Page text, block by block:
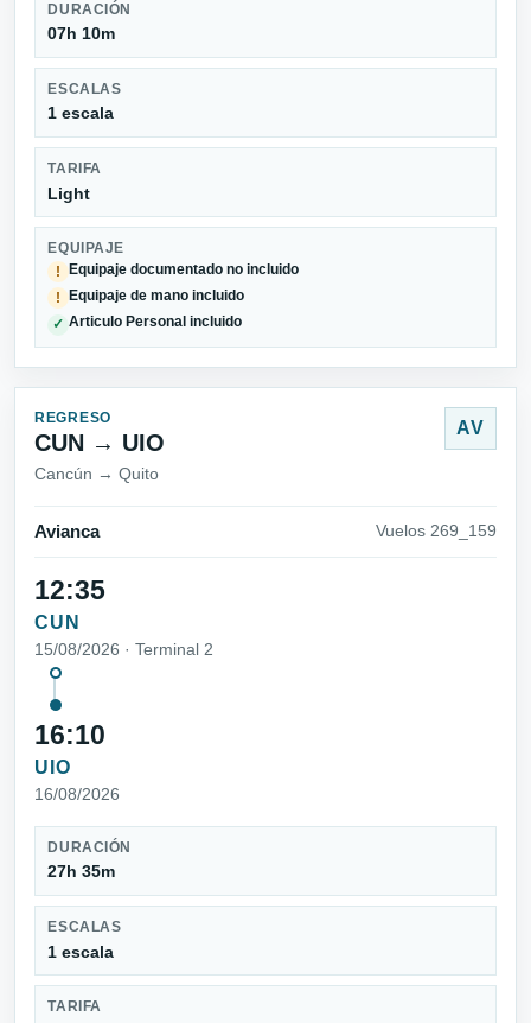
DURACIÓN
07h 10m
ESCALAS
1 escala
TARIFA
Light
EQUIPAJE
!
Equipaje documentado no incluido
! Equipaje de mano incluido
✓ Articulo Personal incluido
REGRESO
CUN → UIO
Cancún → Quito
AV
Avianca Vuelos 269_159
12:35
CUN
15/08/2026 · Terminal 2
16:10
UIO
16/08/2026
DURACIÓN
27h 35m
ESCALAS
1 escala
TARIFA